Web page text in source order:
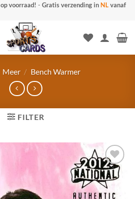
op voorraad! - Gratis verzending in NLvanaf
Meer / Bench Warmer
FILTER